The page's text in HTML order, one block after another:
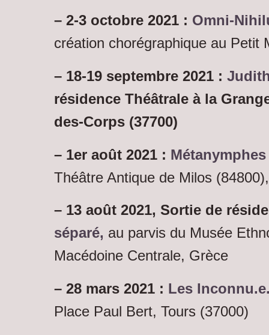
– 2-3 octobre 2021 : Omni-
création chorégraphique au Petit
– 18-19 septembre 2021 :
résidence Théâtrale à la
des-Corps (37700)
– 1er août 2021 :
Théâtre Antique de Milos
– 13 août 2021, Sortie de
séparé, au parvis du Musée
Macédoine Centrale, Grèce
– 28 mars 2021 : Les
Place Paul Bert, Tours (37000)